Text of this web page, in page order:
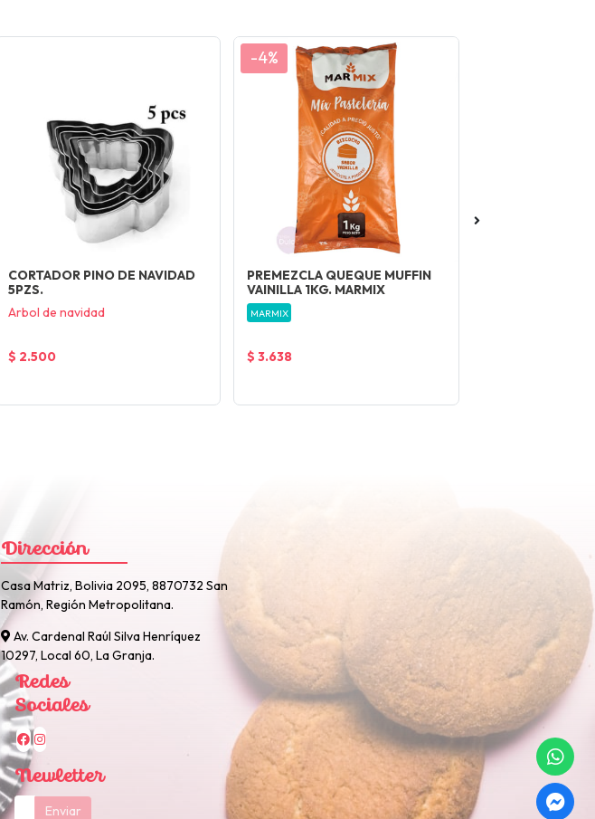
CORTADOR PINO DE NAVIDAD
5PZS.
Arbol de navidad
$ 2.500
-4%
PREMEZCLA QUEQUE MUFFIN
VAINILLA 1KG. MARMIX
MARMIX
$ 3.638
Dirección
Casa Matriz, Bolivia 2095, 8870732 San
Ramón, Región Metropolitana.
Av. Cardenal Raúl Silva Henríquez
10297, Local 60, La Granja.
Redes
Sociales
Newletter
Enviar